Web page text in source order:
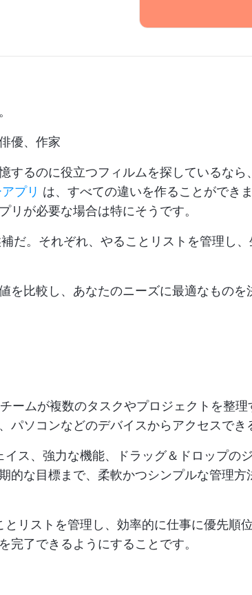
優、作家
するのに役立つフィルムを探しているなら
プリ は、すべての違いを作ることができま
リが必要な場合は特にそうです。
だ。それぞれ、やることリストを管理し、
を比較し、あなたのニーズに最適なものを
ームが複数のタスクやプロジェクトを整理
ソコンなどのデバイスからアクセスでき
ス、強力な機能、ドラッグ＆ドロップの
的な目標まで、柔軟かつシンプルな管理方
リストを管理し、効率的に仕事に優先順
完了できるようにすることです。